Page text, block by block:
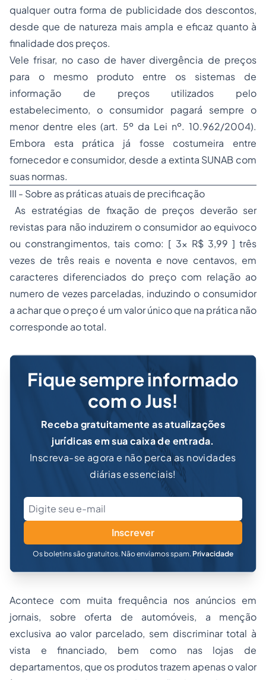
qualquer outra forma de publicidade dos descontos,
desde que de natureza mais ampla e eficaz quanto à
finalidade dos preços.
Vele frisar, no caso de haver divergência de preços
para o mesmo produto entre os sistemas de
informação de preços utilizados pelo
estabelecimento, o consumidor pagará sempre o
menor dentre eles (art. 5º da Lei nº. 10.962/2004).
Embora esta prática já fosse costumeira entre
fornecedor e consumidor, desde a extinta SUNAB com
suas normas.
III - Sobre as práticas atuais de precificação
As estratégias de fixação de preços deverão ser
revistas para não induzirem o consumidor ao equivoco
ou constrangimentos, tais como: [ 3x R$ 3,99 ] três
vezes de três reais e noventa e nove centavos, em
caracteres diferenciados do preço com relação ao
numero de vezes parceladas, induzindo o consumidor
a achar que o preço é um valor único que na prática não
corresponde ao total.
Fique sempre informado
com o Jus!
Receba gratuitamente as atualizações
jurídicas em sua caixa de entrada.
Inscreva-se agora e não perca as novidades
diárias essenciais!
Inscrever
Os boletins são gratuitos. Não enviamos spam. Privacidade
Acontece com muita frequência nos anúncios em
jornais, sobre oferta de automóveis, a menção
exclusiva ao valor parcelado, sem discriminar total à
vista e financiado, bem como nas lojas de
departamentos, que os produtos trazem apenas o valor